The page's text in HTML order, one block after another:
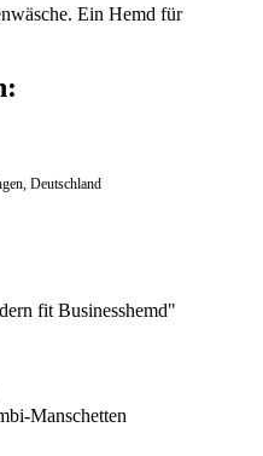
Ein Hemd für
Deutschland
fit Businesshemd"
Manschetten